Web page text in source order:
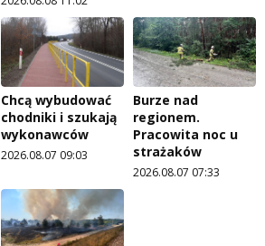
Chcą wybudować
chodniki i szukają
wykonawców
2026.08.07 09:03
Burze nad
regionem.
Pracowita noc u
strażaków
2026.08.07 07:33